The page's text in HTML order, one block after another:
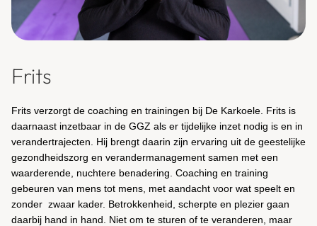
Frits
Frits verzorgt de coaching en trainingen bij De Karkoele. Frits is
daarnaast inzetbaar in de GGZ als er tijdelijke inzet nodig is en in
verandertrajecten. Hij brengt daarin zijn ervaring uit de geestelijke
gezondheidszorg en verandermanagement samen met een
waarderende, nuchtere benadering. Coaching en training
gebeuren van mens tot mens, met aandacht voor wat speelt en
zonder zwaar kader. Betrokkenheid, scherpte en plezier gaan
daarbij hand in hand. Niet om te sturen of te veranderen, maar